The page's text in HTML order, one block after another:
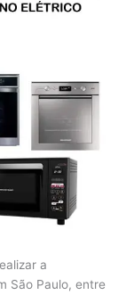
a
São Paulo, entre